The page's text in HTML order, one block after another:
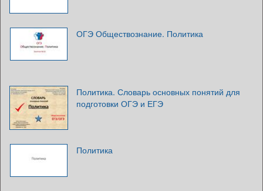
ОГЭ Обществознание. Политика
Политика. Словарь основных понятий для
подготовки ОГЭ и ЕГЭ
Политика